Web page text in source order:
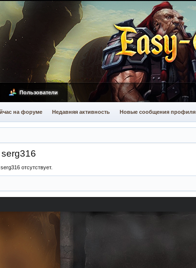
serg316
отсутствует.
Пользователи
на форуме Недавняя активность Новые сообщения профиля